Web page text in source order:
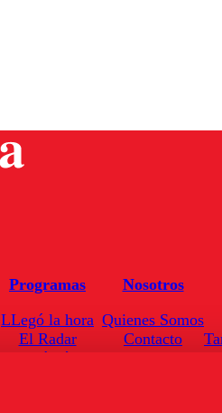
Programas
LLegó la hora
El Radar
Enfoqué Público
Nosotros
Quienes Somos
Contacto